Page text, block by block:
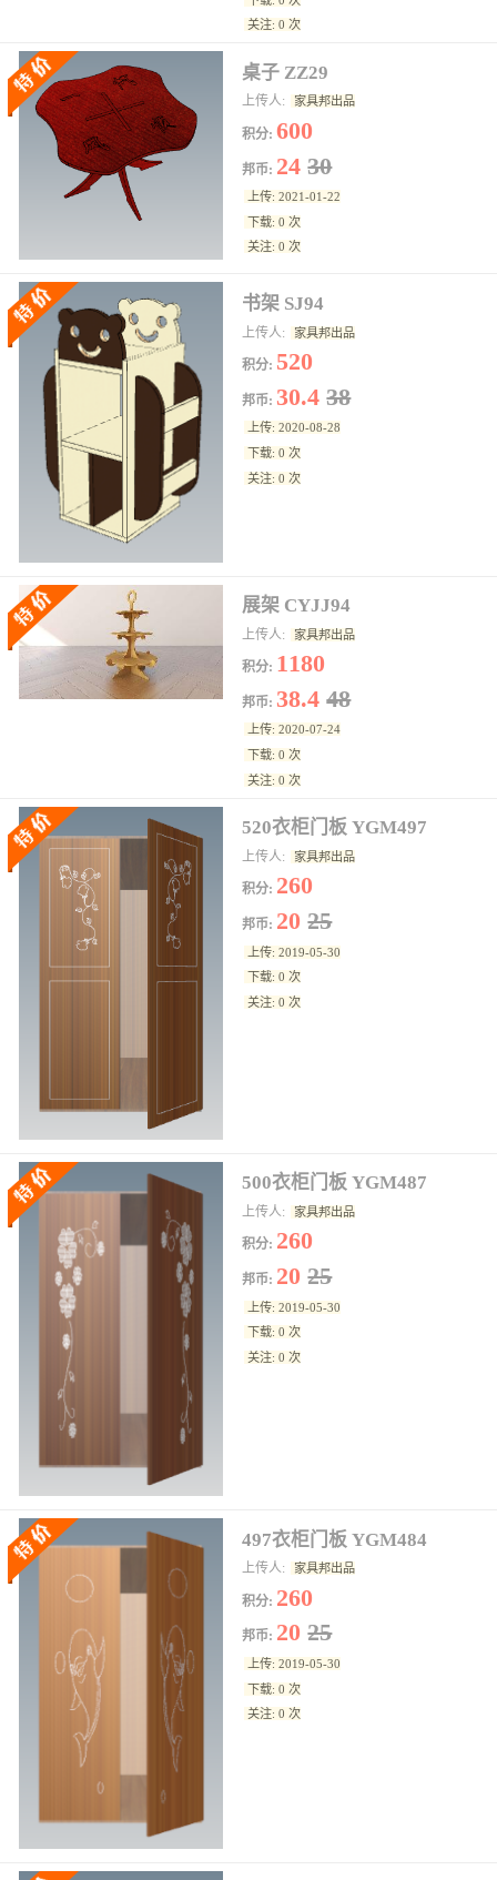
关注: 0 次
桌子 ZZ29
上传人: 家具邦出品
积分:600
邦币: 2430
上传: 2021-01-22
下载: 0 次
关注: 0 次
书架 SJ94
上传人: 家具邦出品
积分: 520
邦币: 30.438
上传: 2020-08-28
下载: 0 次
关注: 0 次
展架 CYJJ94
上传人: 家具邦出品
积分: 1180
邦币: 38.448
上传: 2020-07-24
下载: 0 次
关注: 0 次
520衣柜门板 YGM497
上传人: 家具邦出品
积分: 260
邦币: 2025
上传: 2019-05-30
下载: 0 次
关注: 0 次
500衣柜门板 YGM487
上传人: 家具邦出品
积分: 260
邦币: 2025
上传: 2019-05-30
下载: 0 次
关注: 0 次
497衣柜门板 YGM484
上传人: 家具邦出品
积分: 260
邦币: 2025
上传: 2019-05-30
下载: 0 次
关注: 0 次